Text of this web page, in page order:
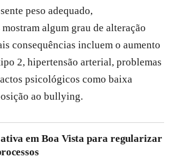
peso adequado,
algum grau de alteração
consequências incluem o aumento
2, hipertensão arterial, problemas
psicológicos como baixa
ao bullying.
em Boa Vista para regularizar